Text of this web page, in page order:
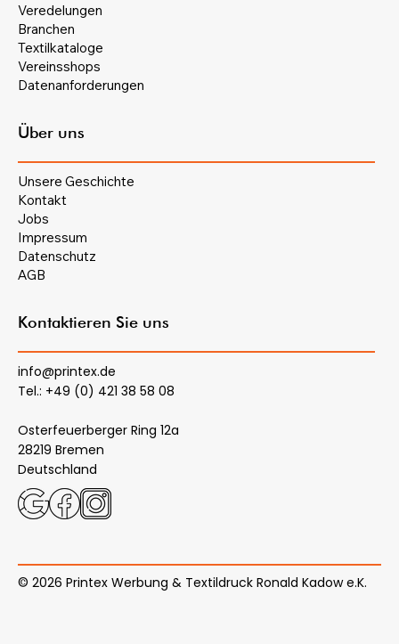
Veredelungen
Branchen
Textilkataloge
Vereinsshops
Datenanforderungen
Über uns
Unsere Geschichte
Kontakt
Jobs
Impressum
Datenschutz
AGB
Kontaktieren Sie uns
info@printex.de
Tel.: +49 (0) 421 38 58 08
Osterfeuerberger Ring 12a
28219 Bremen
Deutschland
© 2026 Printex Werbung & Textildruck Ronald Kadow e.K.